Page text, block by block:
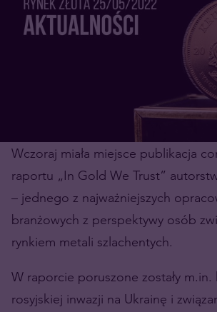
Wczoraj miała miejsce publikacja
raportu „In Gold We Trust”
– jednego z najważniejszych
branżowych z perspektywy osób
rynkiem metali szlachentych.
W raporcie poruszone zostały m.in.
rosyjskiej inwazji na Ukrainę i